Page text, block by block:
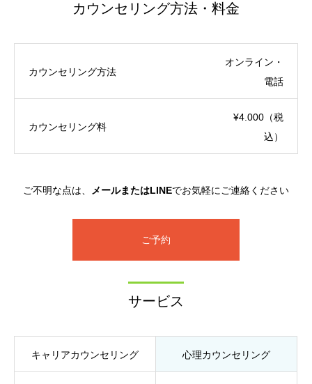
カウンセリング方法・料金
カウンセリング方法
オンライン・
電話
カウンセリング料
¥4.000（税
込）
ご不明な点は、 メールまたはLINEでお気軽にご連絡ください
ご予約
サービス
キャリアカウンセリング 心理カウンセリング